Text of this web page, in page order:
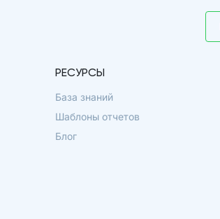
РЕСУРСЫ
База знаний
Шаблоны отчетов
Блог